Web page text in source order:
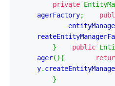
private
agerFactory;
}
public
ager(){
y.
}